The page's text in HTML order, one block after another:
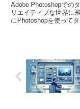
Adobe Photoshopでの
リエイティブな世界に
にPhotoshopを使って